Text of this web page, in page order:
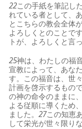
22この手紙を筆記し
れている者として、
とこちらの教会全体
よろしくとのことで
トが、よろしくと言
25神は、わたしの福
宣教によって、あな
す。この福音は、世
計画を啓示するもの
の神の命令のままに
よる従順に導くため
ました。27この知恵
して栄光が世々限り